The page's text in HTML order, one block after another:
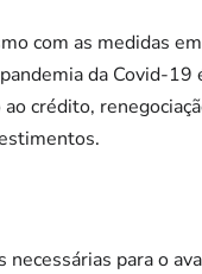
com as medidas
da Covid-
crédito,
para o